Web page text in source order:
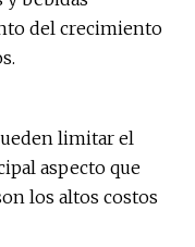
del crecimiento
limitar el
aspecto que
los altos costos